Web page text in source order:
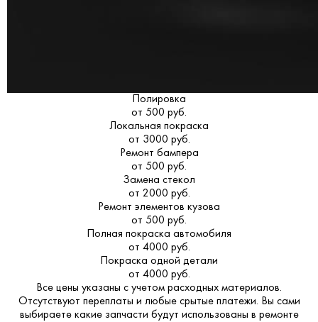
Полировка
от 500 руб.
Локальная покраска
от 3000 руб.
Ремонт бампера
от 500 руб.
Замена стекол
от 2000 руб.
Ремонт элементов кузова
от 500 руб.
Полная покраска автомобиля
от 4000 руб.
Покраска одной детали
от 4000 руб.
Все цены указаны с учетом расходных материалов.
Отсутствуют переплаты и любые срытые платежи. Вы сами
выбираете какие запчасти будут использованы в ремонте